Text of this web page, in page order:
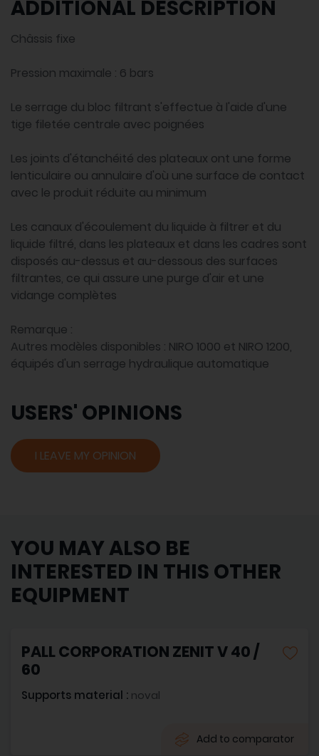
ADDITIONAL DESCRIPTION
Châssis fixe
Pression maximale : 6 bars
Le serrage du bloc filtrant s'effectue à l'aide d'une
tige filetée centrale avec poignées
Les joints d'étanchéité des plateaux ont une forme
lenticulaire ou annulaire d'où une surface de contact
avec le produit réduite au minimum
Les canaux d'écoulement du liquide à filtrer et du
liquide filtré, dans les plateaux et dans les cadres sont
disposés au-dessus et au-dessous des surfaces
filtrantes, ce qui assure une purge d'air et une
vidange complètes
Remarque :
Autres modèles disponibles : NIRO 1000 et NIRO 1200,
équipés d'un serrage hydraulique automatique
USERS' OPINIONS
I LEAVE MY OPINION
YOU MAY ALSO BE
INTERESTED IN THIS OTHER
EQUIPMENT
PALL CORPORATION ZENIT V 40 /
60
Supports material : noval
Add to comparator